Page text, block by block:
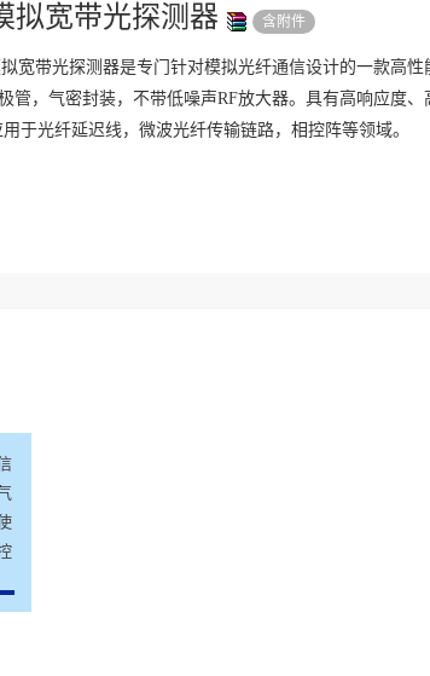
拟宽带光探测器 含附件
宽带光探测器是专门针对模拟光纤通信设计的一款高
管，气密封装，不带低噪声RF放大器。具有高响应度、
于光纤延迟线，微波光纤传输链路，相控阵等领域。